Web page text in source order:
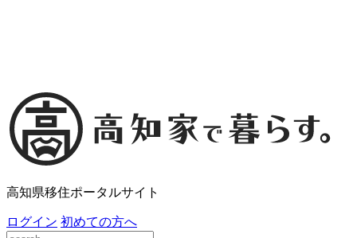
高知県移住ポータルサイト
ログイン 初めての方へ